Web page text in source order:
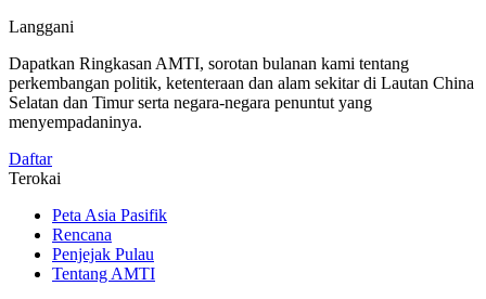
Langgani
Dapatkan Ringkasan AMTI, sorotan bulanan kami tentang
perkembangan politik, ketenteraan dan alam sekitar di Lautan China
Selatan dan Timur serta negara-negara penuntut yang
menyempadaninya.
Daftar
Terokai
Peta Asia Pasifik
Rencana
Penjejak Pulau
Tentang AMTI